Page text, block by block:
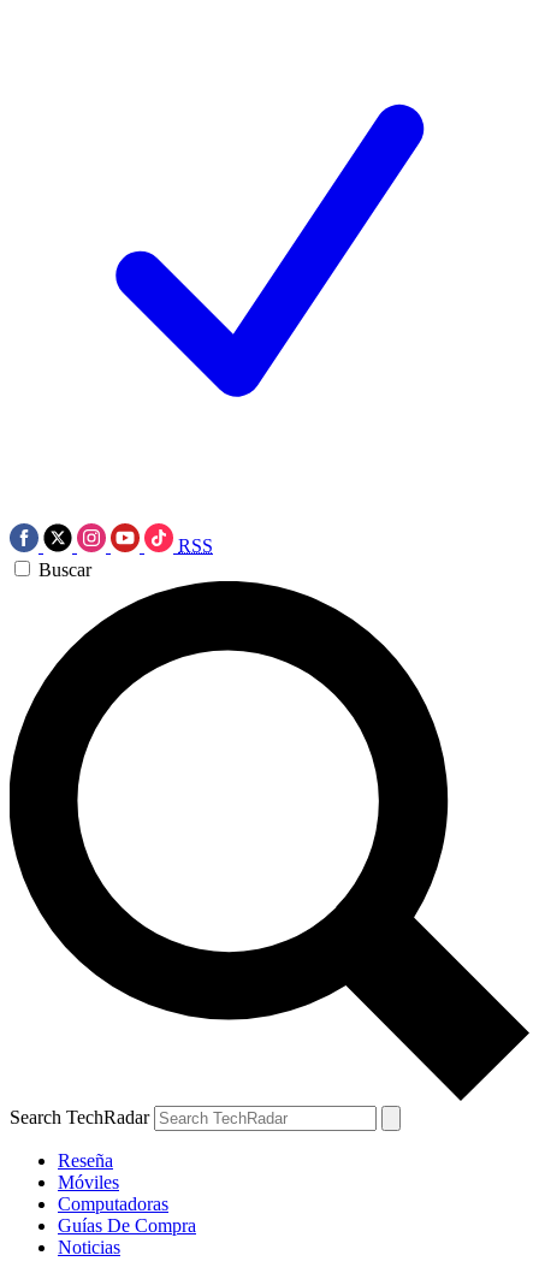
RSS
Buscar
Search TechRadar
Reseña
Móviles
Computadoras
Guías De Compra
Noticias